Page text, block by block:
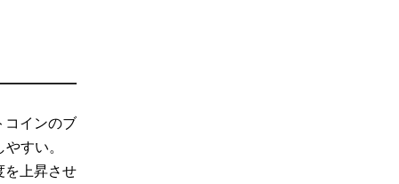
コインのブ
すい。
を上昇させ